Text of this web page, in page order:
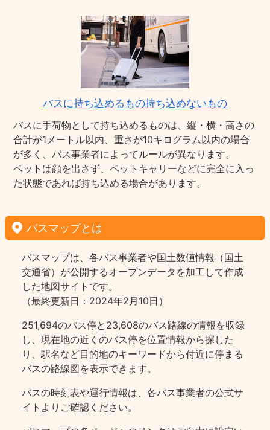
バスに持ち込めるもの持ち込めないもの
バスに手荷物として持ち込めるものは、縦・横・高さの
合計が1メートル以内、重さが10キログラム以内の場合
が多く、バス事業者によってルールが異なります。
ペットは顔を出さず、ペットキャリーなどに完全に入っ
た状態であれば持ち込める場合があります。
バスマップとは
バスマップは、各バス事業者や国土数値情報（国土
交通省）が公開するオープンデータを加工して作成
した地図サイトです。
（最終更新日：2024年2月10日）
251,694のバス停と23,608のバス路線の情報を収録
し、現在地の近くのバス停を位置情報から探した
り、駅名など目的地のキーワードから付近に停まる
バスの路線図を表示できます。
バスの時刻表や運行情報は、各バス事業者の公式サ
イトよりご確認ください。